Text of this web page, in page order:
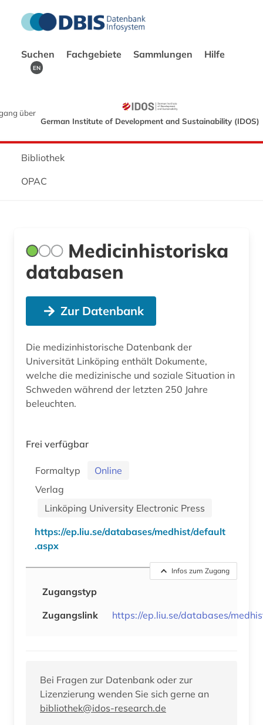
Suchen Fachgebiete Sammlungen Hilfe
EN
über
German Institute of Development and Sustainability (IDOS)
Bibliothek
OPAC
Medicinhistoriska
databasen
Zur Datenbank
Die medizinhistorische Datenbank der
Universität Linköping enthält Dokumente,
welche die medizinische und soziale Situation in
Schweden während der letzten 250 Jahre
beleuchten.
Frei verfügbar
Formaltyp
Online
Verlag
Linköping University Electronic Press
https://ep.liu.se/databases/medhist/default
.aspx
Infos zum Zugang
Zugangstyp
Zugangslink
https://ep.liu.se/databases/
Bei Fragen zur Datenbank oder zur
Lizenzierung wenden Sie sich gerne an
bibliothek@idos-research.de